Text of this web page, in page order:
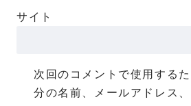
サイト
次回のコメントで使用する
分の名前、メールアドレス